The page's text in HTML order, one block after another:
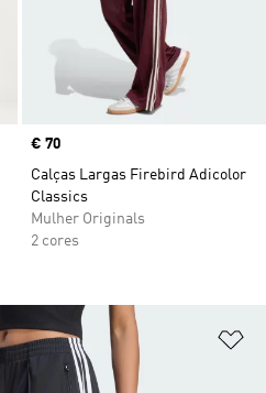
Price
€ 70
Calças Largas Firebird Adicolor
Classics
Mulher Originals
2 cores